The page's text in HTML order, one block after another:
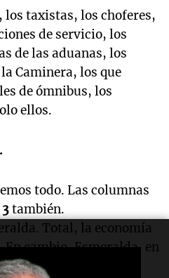
los taxistas, los choferes,
de servicio, los
de las aduanas, los
Caminera, los que
de ómnibus, los
ellos.
todo. Las columnas
también.
Total, la economía
cambio, Esmeralda, en